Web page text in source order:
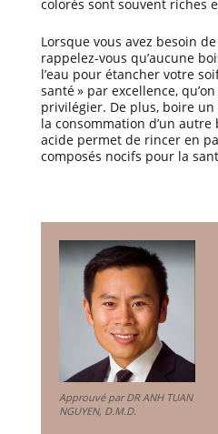
colorés sont souvent riches
Lorsque vous avez besoin
rappelez-vous qu’aucune
l’eau pour étancher votre
santé » par excellence,
privilégier. De plus, boire un
la consommation d’un
acide permet de rincer en
composés nocifs pour la
Approuvé par DR ANH TUAN
NGUYEN, D.M.D.